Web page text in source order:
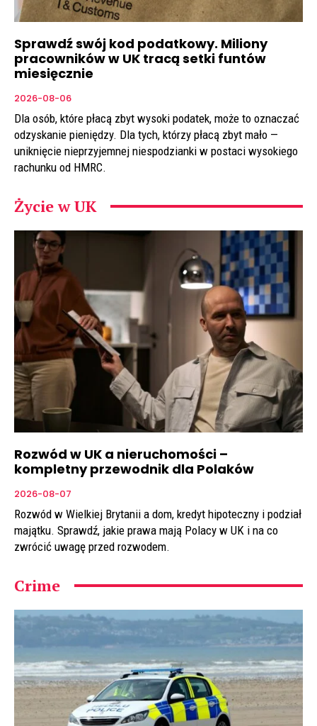
Sprawdź swój kod podatkowy. Miliony
pracowników w UK tracą setki funtów
miesięcznie
2026-08-06
Dla osób, które płacą zbyt wysoki podatek, może to oznaczać
odzyskanie pieniędzy. Dla tych, którzy płacą zbyt mało —
uniknięcie nieprzyjemnej niespodzianki w postaci wysokiego
rachunku od HMRC.
Życie w UK
Rozwód w UK a nieruchomości –
kompletny przewodnik dla Polaków
2026-08-07
Rozwód w Wielkiej Brytanii a dom, kredyt hipoteczny i podział
majątku. Sprawdź, jakie prawa mają Polacy w UK i na co
zwrócić uwagę przed rozwodem.
Crime